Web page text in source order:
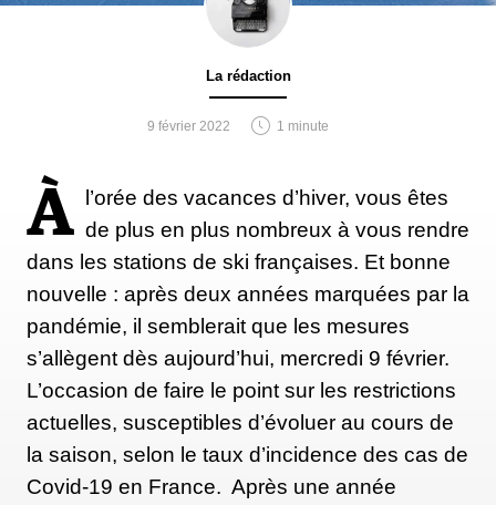
La rédaction
9 février 2022 1 minute
À l’orée des vacances d’hiver, vous êtes
de plus en plus nombreux à vous rendre
dans les stations de ski françaises. Et bonne
nouvelle : après deux années marquées par la
pandémie, il semblerait que les mesures
s’allègent dès aujourd’hui, mercredi 9 février.
L’occasion de faire le point sur les restrictions
actuelles, susceptibles d’évoluer au cours de
la saison, selon le taux d’incidence des cas de
Covid-19 en France. Après une année